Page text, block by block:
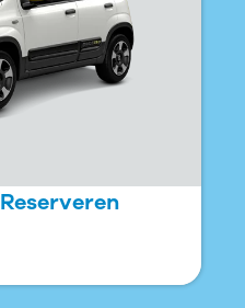
Reserveren